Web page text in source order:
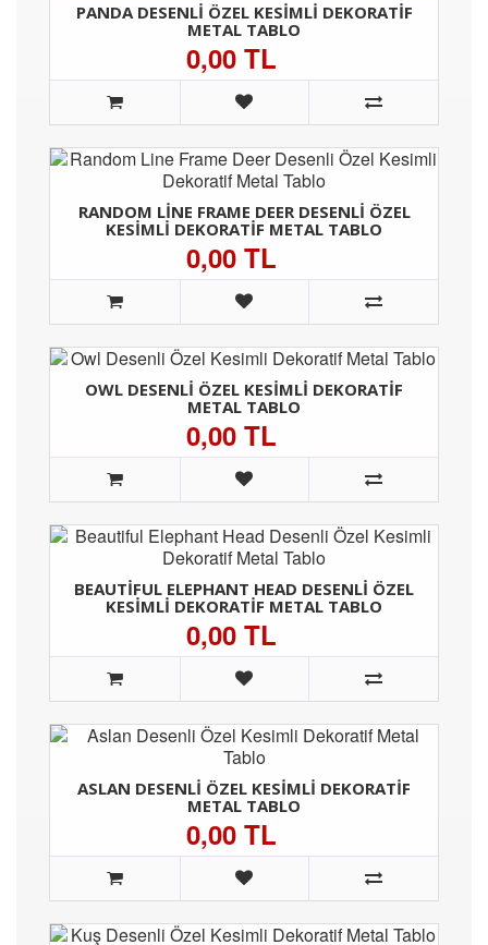
PANDA DESENLI ÖZEL KESIMLI DEKORATIF
METAL TABLO
0,00 TL
RANDOM LINE FRAME DEER DESENLI ÖZEL
KESIMLI DEKORATIF METAL TABLO
0,00 TL
OWL DESENLI ÖZEL KESIMLI DEKORATIF
METAL TABLO
0,00 TL
BEAUTIFUL ELEPHANT HEAD DESENLI ÖZEL
KESIMLI DEKORATIF METAL TABLO
0,00 TL
ASLAN DESENLI ÖZEL KESIMLI DEKORATIF
METAL TABLO
0,00 TL